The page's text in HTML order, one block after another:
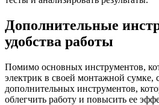
Дополнительные
удобства работы
Помимо основных инструментов,
электрик в своей монтажной сумке,
дополнительных инструментов,
облегчить работу и повысить ее